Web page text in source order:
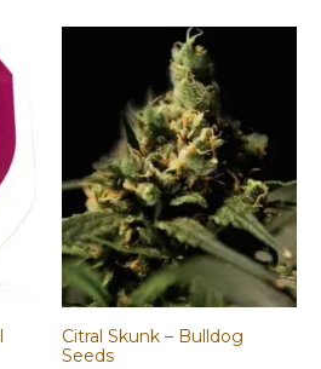
Citral Skunk – Bulldog
Seeds